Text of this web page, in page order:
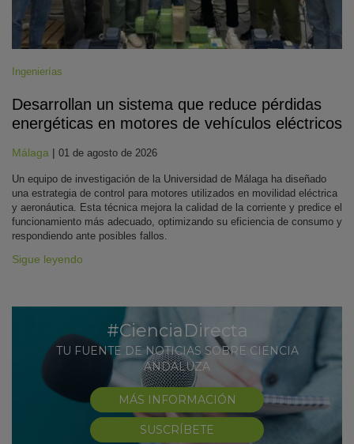
Ingenierías
Desarrollan un sistema que reduce pérdidas
energéticas en motores de vehículos eléctricos
Málaga | 01 de agosto de 2026
Un equipo de investigación de la Universidad de Málaga ha diseñado
una estrategia de control para motores utilizados en movilidad eléctrica
y aeronáutica. Esta técnica mejora la calidad de la corriente y predice el
funcionamiento más adecuado, optimizando su eficiencia de consumo y
respondiendo ante posibles fallos.
Sigue leyendo
#CienciaDirecta
TU FUENTE DE NOTICIAS SOBRE CIENCIA
ANDALUZA
MÁS INFORMACIÓN
SUSCRÍBETE